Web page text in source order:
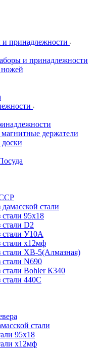
принадлежности
и принадлежности
держатели
стали
95х18
D2
У10А
х12мф
ХВ-5(Алмазная)
N690
Bohler К340
440С
стали
95х18
х12мф